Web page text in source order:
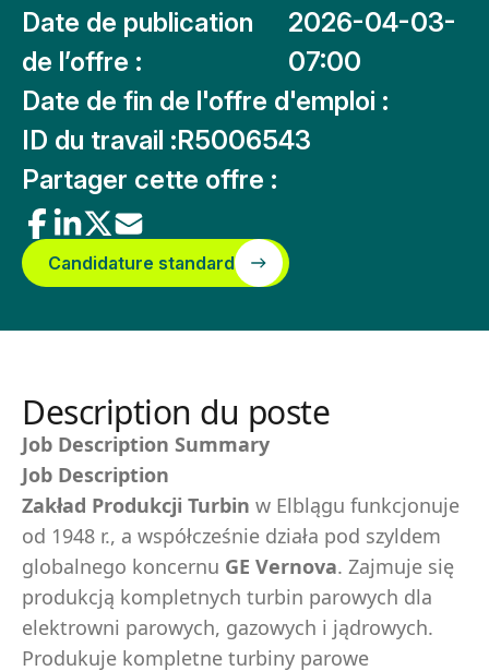
Date de publication
de l’offre :
2026-04-03-
07:00
Date de fin de l'offre d'emploi :
ID du travail :R5006543
Partager cette offre :
Candidature standard
Description du poste
Job Description Summary
Job Description
Zakład Produkcji Turbin w Elblągu funkcjonuje
od 1948 r., a współcześnie działa pod szyldem
globalnego koncernu GE Vernova. Zajmuje się
produkcją kompletnych turbin parowych dla
elektrowni parowych, gazowych i jądrowych.
Produkuje kompletne turbiny parowe